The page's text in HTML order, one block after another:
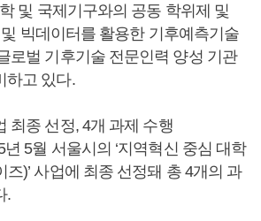
및 국제기구와의 공동 학위제 및
빅데이터를 활용한 기후예측기술
로벌 기후기술 전문인력 양성 기관
하고 있다.
최종 선정, 4개 과제 수행
5월 서울시의 ‘지역혁신 중심 대학
)’ 사업에 최종 선정돼 총 4개의 과
.